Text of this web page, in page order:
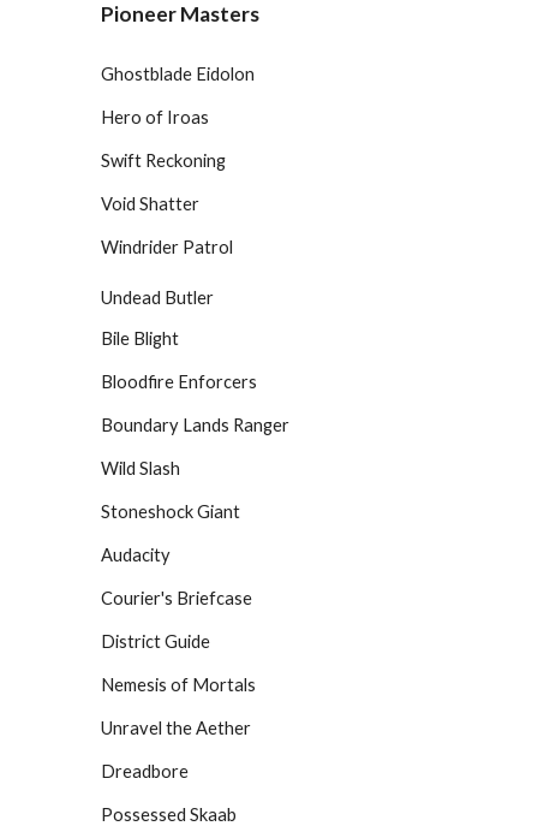
Pioneer Masters
Ghostblade Eidolon
Hero of Iroas
Swift Reckoning
Void Shatter
Windrider Patrol
Undead Butler
Bile Blight
Bloodfire Enforcers
Boundary Lands Ranger
Wild Slash
Stoneshock Giant
Audacity
Courier's Briefcase
District Guide
Nemesis of Mortals
Unravel the Aether
Dreadbore
Possessed Skaab